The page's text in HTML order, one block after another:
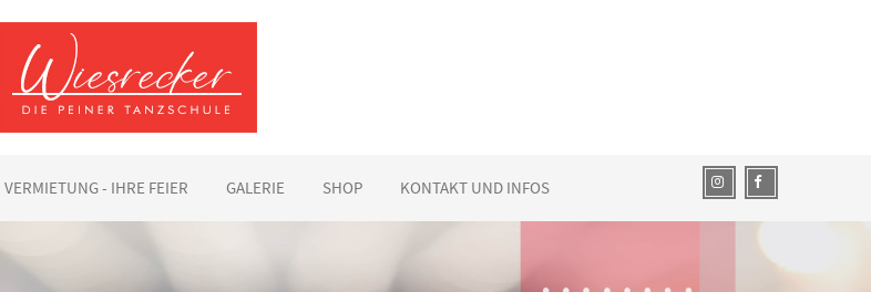
VERMIETUNG - IHRE FEIER GALERIE SHOP KONTAKT UND INFOS